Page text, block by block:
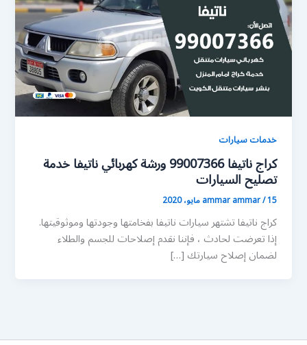
خدمات سيارات
كراج ناتيفا 99007366 ورشة كهربائي ناتيفا خدمة
تصليح السيارات
ammar ammar/15 مايو، 2020
كراج ناتيفا تشتهر سيارات ناتيفا بفخامتها وجودتها وموثوقيتها.
إذا تعرضت لحادث ، فإننا نقدم إصلاحات للجسم والطلاء
لضمان إصلاح سيارتك […]